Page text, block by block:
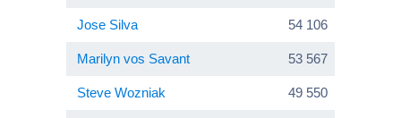
Jose Silva 54 106
Marilyn vos Savant 53 567
Steve Wozniak 49 550